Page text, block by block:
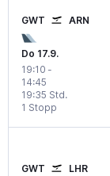
GWT ARN
Do 17.9.
19:10 -
14:45
1 Stopp
19:35 Std.
GWT LHR